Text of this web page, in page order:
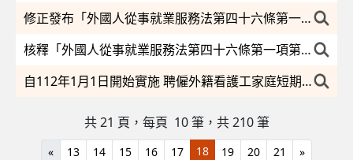
修正發布「外國人從事就業服務法第四十六條第一項第八款至第十一款工作資格及審查標準」
核釋「外國人從事就業服務法第四十六條第一項第一款至第六款工作資格及審查標準」
自112年1月1日開始實施 聘僱外籍看護工家庭短期替代照顧服務實施計畫
共 21 頁，每頁 10筆，共 210 筆
« 13 14 15 16 17 18 19 20 21 »